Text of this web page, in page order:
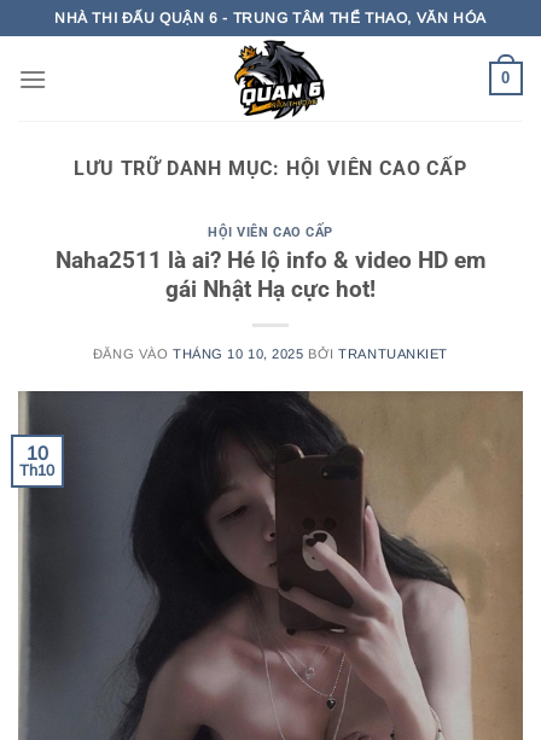
nội
NHÀ THI ĐẤU QUẬN 6 - TRUNG TÂM THỂ THAO, VĂN HÓA
0
LƯU TRỮ DANH MỤC: HỘI VIÊN CAO CẤP
HỘI VIÊN CAO CẤP
Naha2511 là ai? Hé lộ info & video HD em
gái Nhật Hạ cực hot!
ĐĂNG VÀO THÁNG 10 10, 2025 BỞITRANTUANKIET
10
Th10